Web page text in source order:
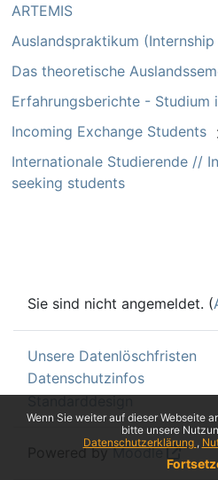
Wenn Sie weiter auf dieser Webseite
bitte unsere
Datenschutzerklärung
ARTEMIS
Auslandspraktikum
Das theoretische
Erfahrungsberichte - Studium
Incoming Exchange Students
Internationale Studierende //
seeking students
Sie sind nicht angemeldet. (
Unsere Datenlöschfristen
Datenschutzinfos
Standarddesign
Powered byMoodle